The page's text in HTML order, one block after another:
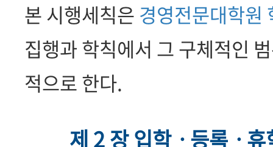
본 시행세칙은 경영전문대학원
집행과 학칙에서 그 구체적인
적으로 한다.
제 2 장 입학ㆍ등록ㆍ